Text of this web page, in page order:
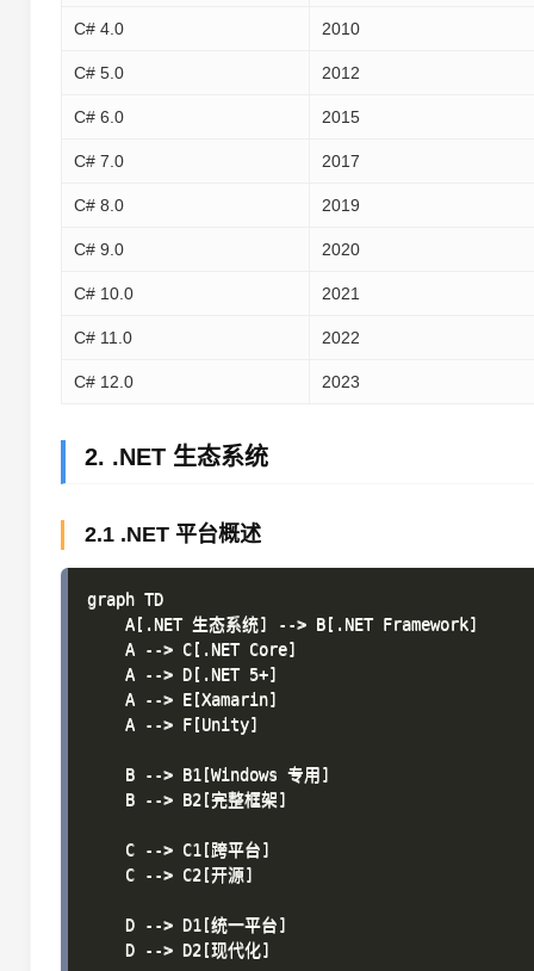
C# 4.0 2010
C# 5.0 2012
C# 6.0 2015
C# 7.0 2017
C# 8.0 2019
C# 9.0 2020
C# 10.0 2021
C# 11.0 2022
C# 12.0 2023
2. .NET 生态系统
2.1 .NET 平台概述
graph TD
    A[.NET 生态系统] --> B[.NET Framework]
    A --> C[.NET Core]
    A --> D[.NET 5+]
    A --> E[Xamarin]
    A --> F[Unity]
    B --> B1[Windows 专用]
    B --> B2[完整框架]
    C --> C1[跨平台]
    C --> C2[开源]
    D --> D1[统一平台]